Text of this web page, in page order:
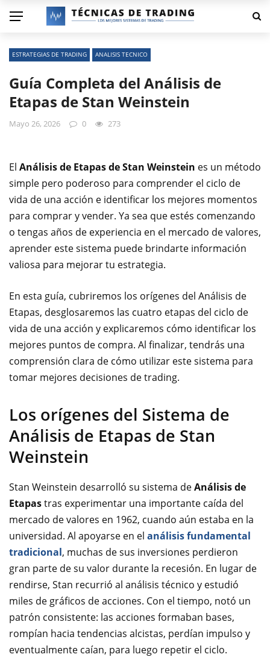
ESTRATEGIAS DE TRADING ANALISIS TECNICO
Guía Completa del Análisis de
Etapas de Stan Weinstein
Mayo 26, 2026 0 273
El Análisis de Etapas de Stan Weinstein es un método
simple pero poderoso para comprender el ciclo de
vida de una acción e identificar los mejores momentos
para comprar y vender. Ya sea que estés comenzando
o tengas años de experiencia en el mercado de valores,
aprender este sistema puede brindarte información
valiosa para mejorar tu estrategia.
En esta guía, cubriremos los orígenes del Análisis de
Etapas, desglosaremos las cuatro etapas del ciclo de
vida de una acción y explicaremos cómo identificar los
mejores puntos de compra. Al finalizar, tendrás una
comprensión clara de cómo utilizar este sistema para
tomar mejores decisiones de trading.
Los orígenes del Sistema de
Análisis de Etapas de Stan
Weinstein
Stan Weinstein desarrolló su sistema deAnálisis de
Etapastras experimentar una importante caída del
mercado de valores en 1962, cuando aún estaba en la
universidad. Al apoyarse en el análisis fundamental
tradicional, muchas de sus inversiones perdieron
gran parte de su valor durante la recesión. En lugar de
rendirse, Stan recurrió al análisis técnico y estudió
miles de gráficos de acciones. Con el tiempo, notó un
patrón consistente: las acciones formaban bases,
rompían hacia tendencias alcistas, perdían impulso y
eventualmente caían, para luego repetir el ciclo.